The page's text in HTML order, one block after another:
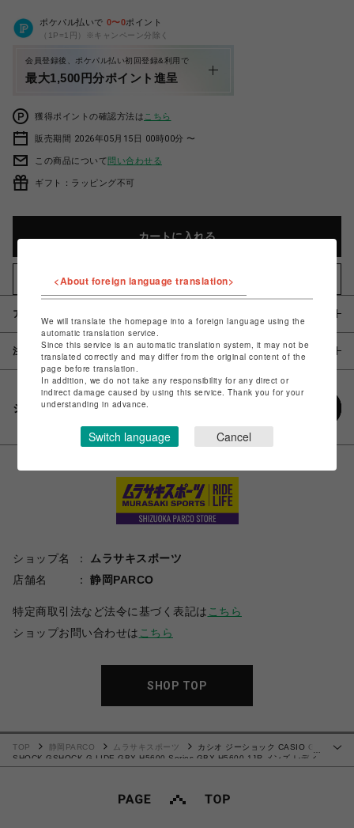
ポケパル払いで 0〜0ポイント
（1P=1円）※キャンペーン分除く
会員登録後、ポケパル払い初回登録&利用で
最大1,500円分ポイント進呈
獲得ポイントの確認方法は こちら
販売期間 2026年05月15日 00時00分 〜
この商品について問い合わせる
ギフト：ラッピング不可
カートに入れる
お気に入りアイテムに追加
アイテム説明 / 素材
注意事項
シェアする
ショップ名
ムラサキスポーツ
店舗名
静岡PARCO
特定商取引法など法令に基づく表記は こちら
ショップお問い合わせは こちら
SHOP TOP
TOP 静岡PARCO ムラサキスポーツ
カシオ ジーショック CASIO G-
SHOCK GSHOCK G-LIDE GBX-H5600 Series GBX-H5600-1JR メンズ レディ
ース 腕時計 国内正規品 【送料無料 北海道/沖縄/離島除く】
<About foreign language translation>
We will translate the homepage into a foreign language using the
automatic translation service.
Since this service is an automatic translation system, it may not be
translated correctly and may differ from the original content of the
page before translation.
In addition, we do not take any responsibility for any direct or
indirect damage caused by using this service. Thank you for your
understanding in advance.
Switch language Cancel